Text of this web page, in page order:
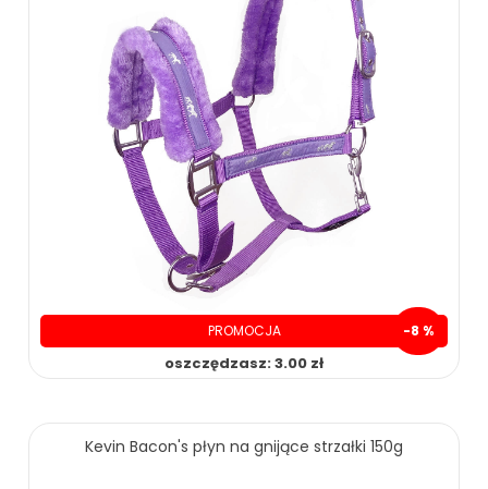
PROMOCJA -8 %
oszczędzasz: 3.00 zł
Kevin Bacon's płyn na gnijące strzałki 150g